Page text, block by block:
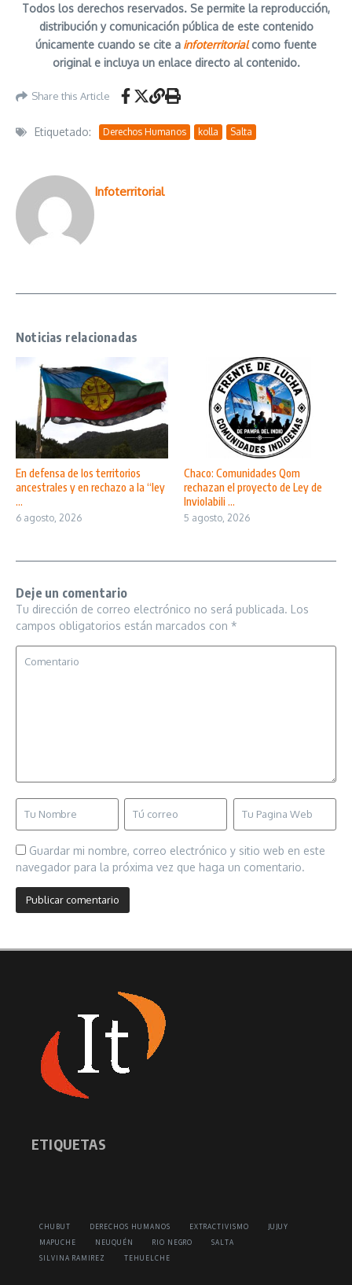
Todos los derechos reservados. Se permite la reproducción,
distribución y comunicación pública de este contenido
únicamente cuando se cite a infoterritorialcomo fuente
original e incluya un enlace directo al contenido.
Share this Article
Etiquetado: Derechos Humanos kolla Salta
Infoterritorial
Noticias relacionadas
En defensa de los territorios
ancestrales y en rechazo a la “ley
...
6 agosto, 2026
Chaco: Comunidades Qom
rechazan el proyecto de Ley de
Inviolabili ...
5 agosto, 2026
Deje un comentario
Tu dirección de correo electrónico no será publicada. Los
campos obligatorios están marcados con *
Guardar mi nombre, correo electrónico y sitio web en este
navegador para la próxima vez que haga un comentario.
ETIQUETAS
CHUBUT DERECHOS HUMANOS EXTRACTIVISMO
JUJUY
MAPUCHE
NEUQUÉN RIO NEGRO
SALTA
SILVINA RAMIREZ
TEHUELCHE